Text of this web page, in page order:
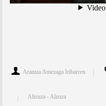
Arantza Amezaga Iribarren
Altzuza - Alzuza